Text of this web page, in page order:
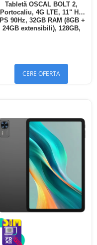
Tabletă OSCAL BOLT 2,
Portocaliu, 4G LTE, 11" HD
IPS 90Hz, 32GB RAM (8GB +
24GB extensibili), 128GB,
CERE OFERTA